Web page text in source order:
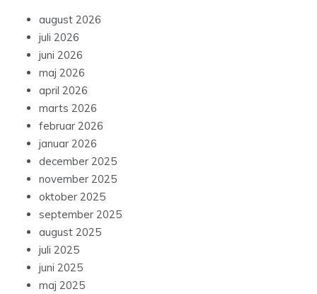
august 2026
juli 2026
juni 2026
maj 2026
april 2026
marts 2026
februar 2026
januar 2026
december 2025
november 2025
oktober 2025
september 2025
august 2025
juli 2025
juni 2025
maj 2025